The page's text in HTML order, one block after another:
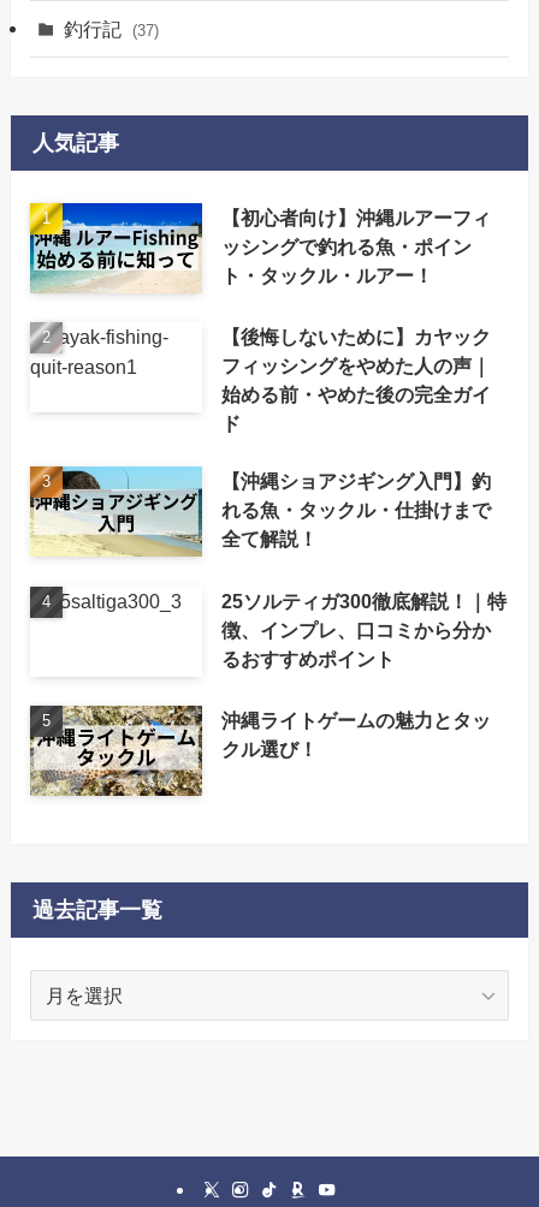
釣行記 (37)
人気記事
【初心者向け】沖縄ルアーフィ
ッシングで釣れる魚・ポイン
ト・タックル・ルアー！
【後悔しないために】カヤック
フィッシングをやめた人の声｜
始める前・やめた後の完全ガイ
ド
【沖縄ショアジギング入門】釣
れる魚・タックル・仕掛けまで
全て解説！
25ソルティガ300徹底解説！｜特
徴、インプレ、口コミから分か
るおすすめポイント
沖縄ライトゲームの魅力とタッ
クル選び！
過去記事一覧